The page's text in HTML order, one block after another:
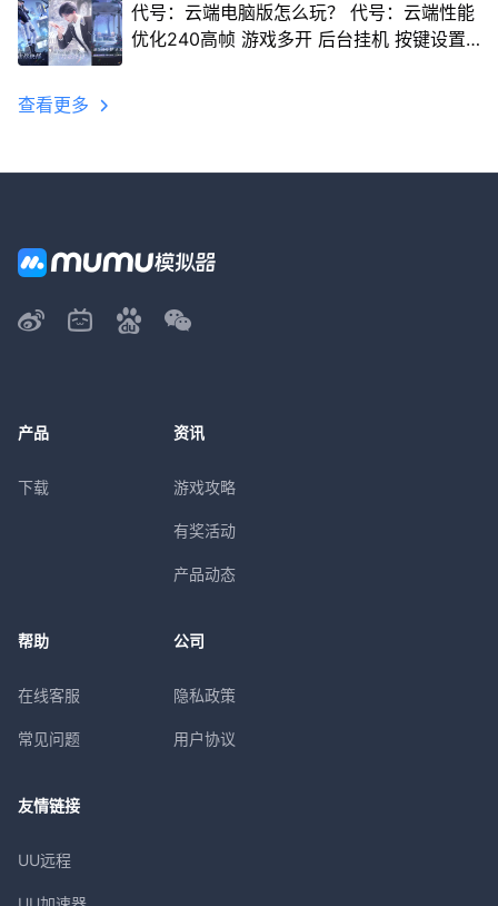
代号：云端电脑版怎么玩？ 代号：云端性能
优化240高帧 游戏多开 后台挂机 按键设置
查看更多
产品
下载
资讯
游戏攻略
有奖活动
产品动态
帮助
在线客服
常见问题
公司
隐私政策
用户协议
友情链接
UU远程